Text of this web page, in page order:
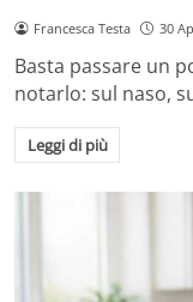
Francesca Testa 30
Basta passare un
notarlo: sul naso,
Leggi di più